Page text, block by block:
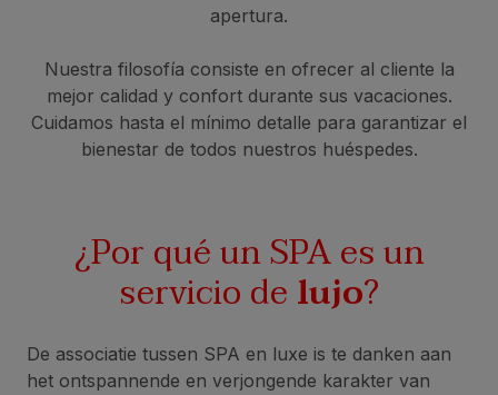
apertura.
Nuestra filosofía consiste en ofrecer al cliente la
mejor calidad y confort durante sus vacaciones.
Cuidamos hasta el mínimo detalle para garantizar el
bienestar de todos nuestros huéspedes.
¿Por qué un SPA es un
servicio delujo?
De associatie tussen SPA en luxe is te danken aan
het ontspannende en verjongende karakter van